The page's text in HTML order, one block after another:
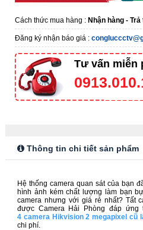
Cách thức mua hàng : Nhận hàng -
Đăng ký nhận báo giá :
Tư vấn miễn
Thông tin chi tiết sản phẩm
Hệ thống camera quan sát của bạn
hình ảnh kém chất lượng làm bạn
camera nhưng với giá rẻ nhất? Tất
được Camera Hải Phòng đáp ứng
4 camera Hikvision 2 megapixel cũ
chi phí.